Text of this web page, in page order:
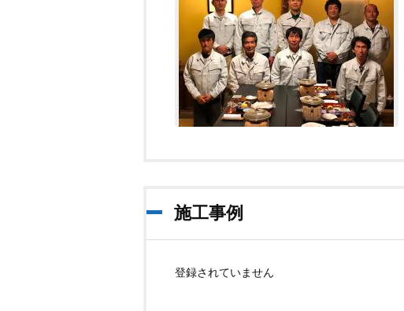
施工事例
登録されていません